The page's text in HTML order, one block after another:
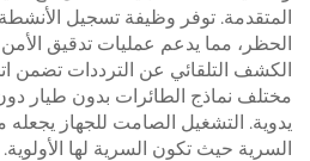
المتقدمة. توفر وظيفة تسجيل
الحظر، مما يدعم عمليات تدقيق
الكشف التلقائي عن الترددات تضمن
مختلف نماذج الطائرات بدون طيار
يدوية. التشغيل الصامت للجهاز يجعله
السرية حيث تكون السرية لها